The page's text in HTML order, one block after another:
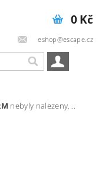
eshop@escape.cz
0 Kč
nebyly nalezeny....